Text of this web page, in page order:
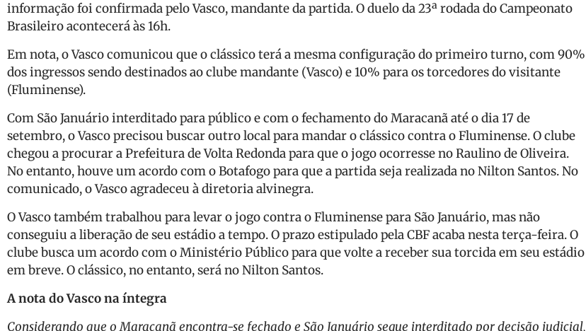
informação foi confirmada pelo Vasco, mandante da partida. O duelo da 23ª rodada do Campeonato
Brasileiro acontecerá às 16h.
Em nota, o Vasco comunicou que o clássico terá a mesma configuração do primeiro turno, com 90%
dos ingressos sendo destinados ao clube mandante (Vasco) e 10% para os torcedores do visitante
(Fluminense).
Com São Januário interditado para público e com o fechamento do Maracanã até o dia 17 de
setembro, o Vasco precisou buscar outro local para mandar o clássico contra o Fluminense. O clube
chegou a procurar a Prefeitura de Volta Redonda para que o jogo ocorresse no Raulino de Oliveira.
No entanto, houve um acordo com o Botafogo para que a partida seja realizada no Nilton Santos. No
comunicado, o Vasco agradeceu à diretoria alvinegra.
O Vasco também trabalhou para levar o jogo contra o Fluminense para São Januário, mas não
conseguiu a liberação de seu estádio a tempo. O prazo estipulado pela CBF acaba nesta terça-feira. O
clube busca um acordo com o Ministério Público para que volte a receber sua torcida em seu estádio
em breve. O clássico, no entanto, será no Nilton Santos.
A nota do Vasco na íntegra
Considerando que o Maracanã encontra-se fechado e São Januário segue interditado por decisão judicial,